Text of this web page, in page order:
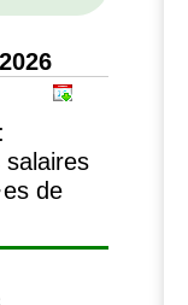
salaires
es de